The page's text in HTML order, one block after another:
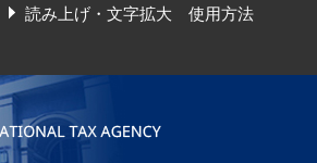
読み上げ・文字拡大 使用方法